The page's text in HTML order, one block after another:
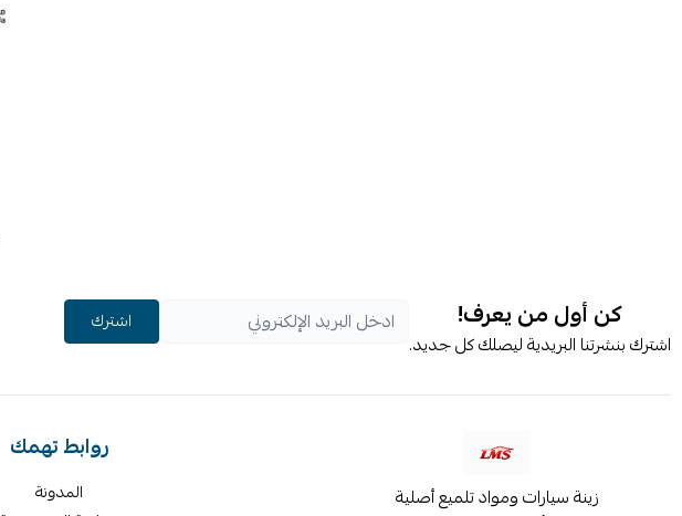
كن أول من يعرف!
اشترك بنشرتنا البريدية ليصلك كل جديد.
اشترك
زينة سيارات ومواد تلميع أصلية
روابط تهمك
المدونة